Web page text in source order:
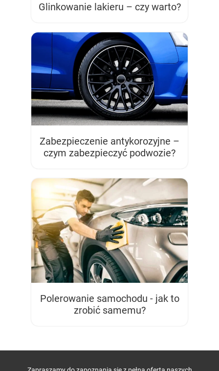
Glinkowanie lakieru – czy warto?
Zabezpieczenie antykorozyjne –
czym zabezpieczyć podwozie?
Polerowanie samochodu - jak to
zrobić samemu?